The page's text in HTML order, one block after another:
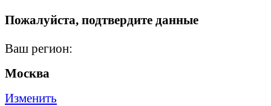
Пожалуйста, подтвердите данные
Ваш регион:
Москва
Изменить